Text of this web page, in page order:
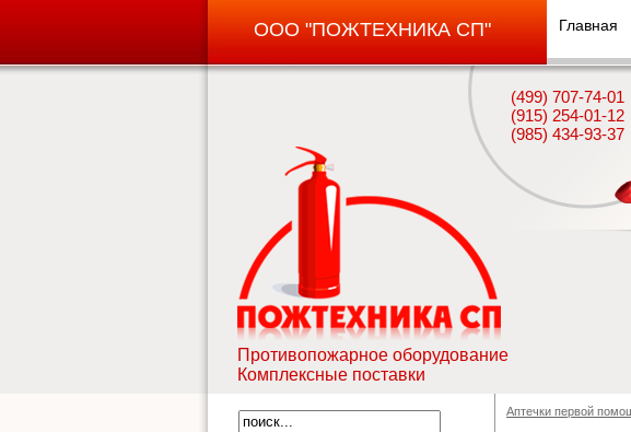
ООО "ПОЖТЕХНИКА СП" Главная
Противопожарное оборудование
Комплексные поставки
(499) 707-74-01
(915) 254-01-12
(985) 434-93-37
Аптечки первой